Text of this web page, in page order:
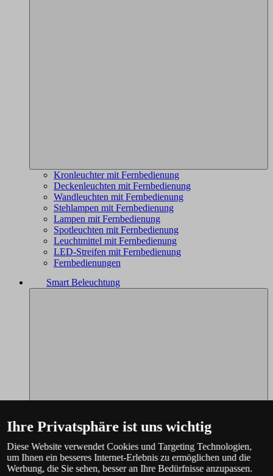
Kronleuchter mit Fernbedienung
Deckenleuchten mit Fernbedienung
Wandleuchten mit Fernbedienung
Stehlampen mit Fernbedienung
Lampen mit Fernbedienung
Spotleuchten mit Fernbedienung
Leuchtmittel mit Fernbedienung
LED-Streifen mit Fernbedienung
Fernbedienungen
Smart Beleuchtung
Ihre Privatsphäre ist uns wichtig
Diese Website verwendet Cookies und Targeting Technologien,
um Ihnen ein besseres Internet-Erlebnis zu ermöglichen und die
Werbung, die Sie sehen, besser an Ihre Bedürfnisse anzupassen.